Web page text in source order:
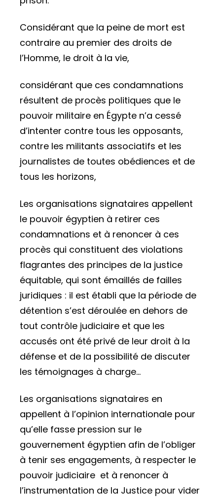
Considérant que la peine de mort est
contraire au premier des droits de
l’Homme, le droit à la vie,
considérant que ces condamnations
résultent de procès politiques que le
pouvoir militaire en Égypte n’a cessé
d’intenter contre tous les opposants,
contre les militants associatifs et les
journalistes de toutes obédiences et de
tous les horizons,
Les organisations signataires appellent
le pouvoir égyptien à retirer ces
condamnations et à renoncer à ces
procès qui constituent des violations
flagrantes des principes de la justice
équitable, qui sont émaillés de failles
juridiques : il est établi que la période de
détention s’est déroulée en dehors de
tout contrôle judiciaire et que les
accusés ont été privé de leur droit à la
défense et de la possibilité de discuter
les témoignages à charge…
Les organisations signataires en
appellent à l’opinion internationale pour
qu’elle fasse pression sur le
gouvernement égyptien afin de l’obliger
à tenir ses engagements, à respecter le
pouvoir judiciaire et à renoncer à
l’instrumentation de la Justice pour vider